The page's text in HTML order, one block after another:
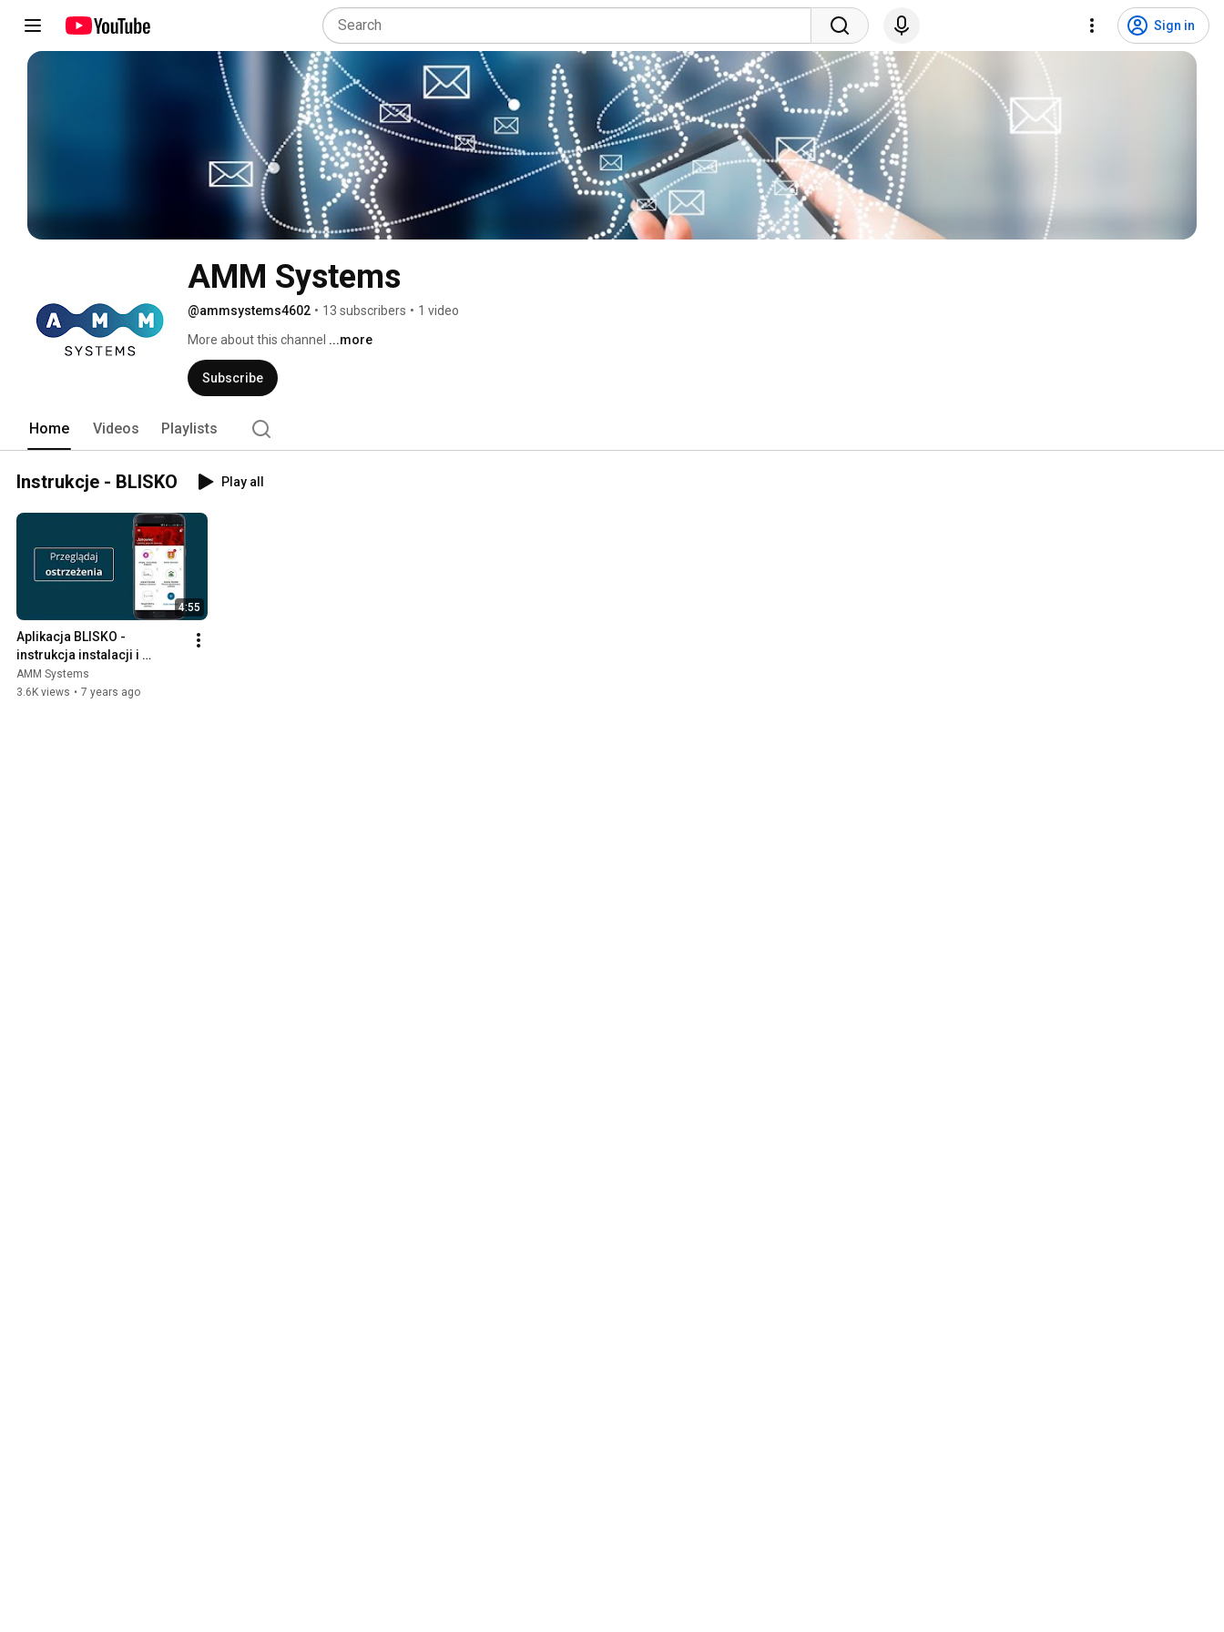
Sign in
AMM Systems
@ammsystems4602 • 13 subscribers • 1 video
More about this channel ...more
Subscribe
Home Videos Playlists
Instrukcje - BLISKO Play all
4:55
Aplikacja BLISKO -
instrukcja instalacji i
aktywacji
AMM Systems
3.6K views • 7 years ago